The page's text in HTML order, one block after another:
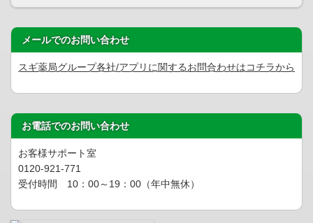
メールでのお問い合わせ
スギ薬局グループ各社/アプリに関するお問合わせはコチラから
お電話でのお問い合わせ
お客様サポート室
0120-921-771
受付時間 10：00～19：00（年中無休）